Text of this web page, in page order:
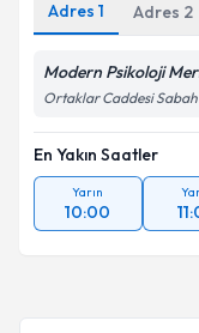
Adres 1 Adres 2
Modern Psikoloji
Ortaklar Caddesi
En Yakın Saatler
Yarın
10:00